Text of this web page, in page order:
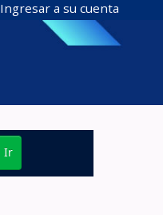
Ingresar a su cuenta
Ir